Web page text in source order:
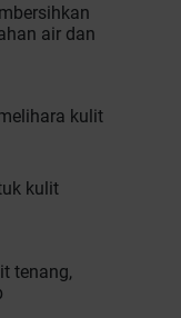
air dan
kulit
kulit
tenang,